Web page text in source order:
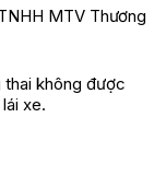
MTV Thương
thai không được
xe.